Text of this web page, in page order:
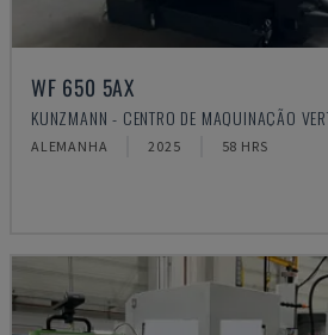
WF 650 5AX
KUNZMANN - CENTRO DE MAQUINAÇÃO
ALEMANHA 2025 58 HRS